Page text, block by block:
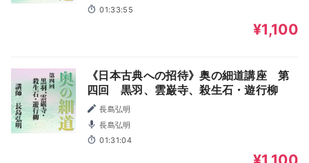
01:33:55
¥1,100
《日本古典への招待》奥の細道講座 第
四回 黒羽、雲巌寺、殺生石・遊行柳
長島弘明
長島弘明
01:31:04